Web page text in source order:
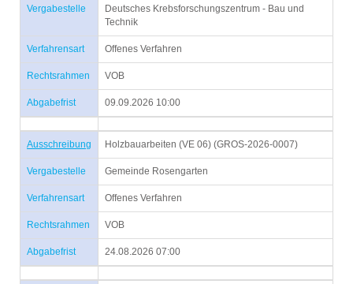
Vergabestelle
Deutsches Krebsforschungszentrum - Bau und
Technik
Verfahrensart Offenes Verfahren
Rechtsrahmen VOB
Abgabefrist 09.09.2026 10:00
Ausschreibung Holzbauarbeiten (VE 06) (GROS-2026-0007)
Vergabestelle Gemeinde Rosengarten
Verfahrensart Offenes Verfahren
Rechtsrahmen VOB
Abgabefrist 24.08.2026 07:00